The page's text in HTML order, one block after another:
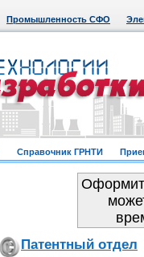
Промышленность СФО
Справочник ГРНТИ
Патентный отдел